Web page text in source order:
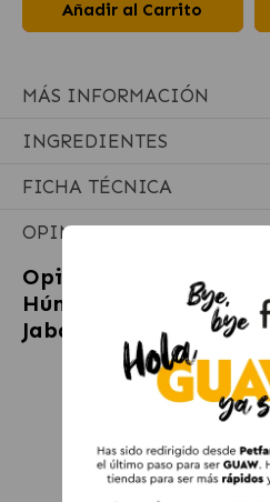
Añadir al Carrito
MÁS INFORMACIÓN
INGREDIENTES
FICHA TÉCNICA
OPINIONES
Opiniones sobre
Húmeda para Perros
Jabalí